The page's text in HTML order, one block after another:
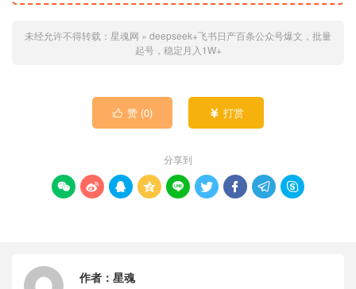
未经允许不得转载： 星魂网 » deepseek+飞书日产百条公众号爆文，批量
起号，稳定月入1W+
 赞 (0)  打赏
分享到
        
作者： 星魂